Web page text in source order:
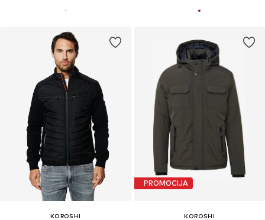
KOROSHI
PROMOCIJA
KOROSHI